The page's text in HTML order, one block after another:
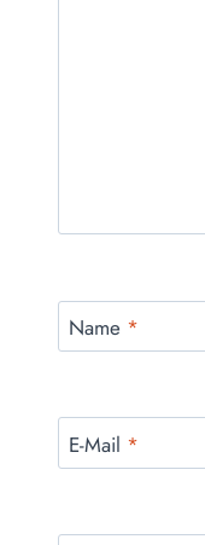
Name *
E-Mail *